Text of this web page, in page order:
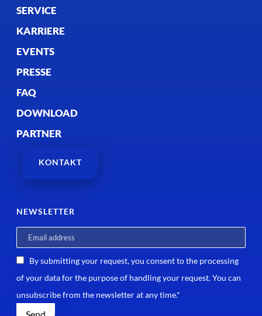
SERVICE
KARRIERE
EVENTS
PRESSE
FAQ
DOWNLOAD
PARTNER
KONTAKT
NEWSLETTER
By submitting your request, you consent to the processing
of your data for the purpose of handling your request. You can
unsubscribe from the newsletter at any time.*